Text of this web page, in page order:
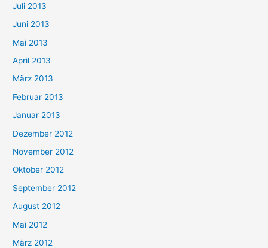
Juli 2013
Juni 2013
Mai 2013
April 2013
März 2013
Februar 2013
Januar 2013
Dezember 2012
November 2012
Oktober 2012
September 2012
August 2012
Mai 2012
März 2012